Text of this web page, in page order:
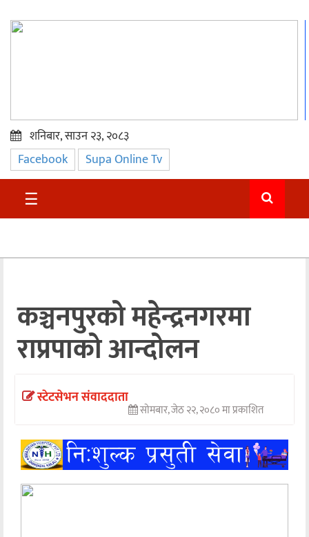
प्रमुख
समाचार
सुदुर
अन्तराष्ट्रिय
अन्तर्वार्ता
अर्थ
खेलकुद
अन्य
शनिबार, साउन २३, २०८३
Facebook Supa Online Tv
☰
कञ्चनपुरको महेन्द्रनगरमा
राप्रपाको आन्दोलन
स्टेटसेभन संवाददाता
सोमबार, जेठ २२, २०८० मा प्रकाशित